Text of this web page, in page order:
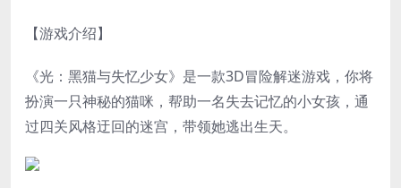
【游戏介绍】
《光：黑猫与失忆少女》是一款3D冒险解迷游戏，你将
扮演一只神秘的猫咪，帮助一名失去记忆的小女孩，通
过四关风格迂回的迷宫，带领她逃出生天。